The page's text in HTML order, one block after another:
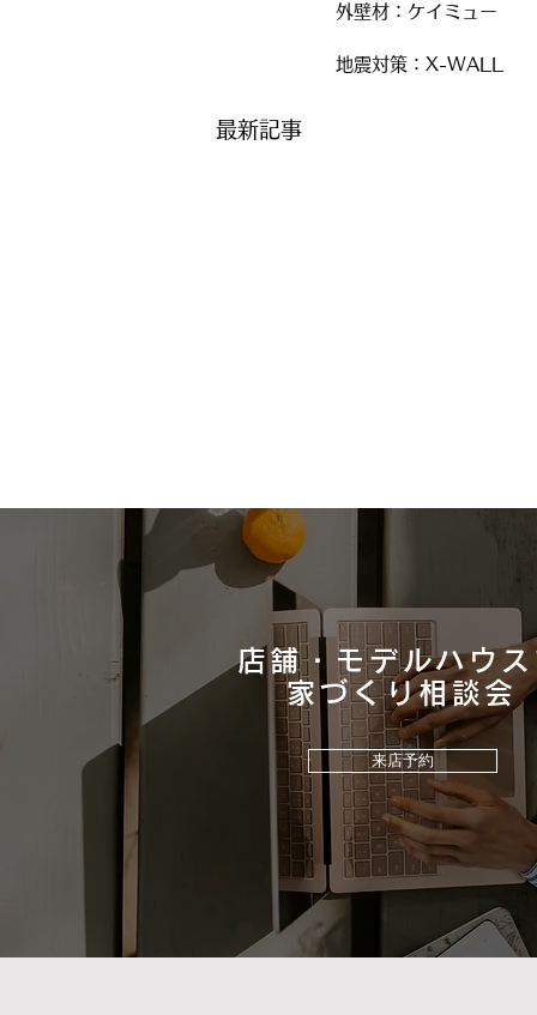
外壁材：ケイミュー
地震対策：X-WALL
最新記事
家族の成長に寄り添い、暮ら
しの変化を楽しむ住まい｜熊
本建売住宅
店舗・モデルハウ
​家づくり相談会
来店予約